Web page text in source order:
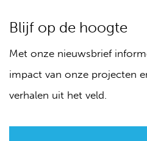
Blijf op de hoogte
Met onze nieuwsbrief
impact van onze projecten
verhalen uit het veld.